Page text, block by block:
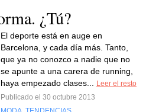
¿Tú?
El deporte está en auge en
Barcelona, y cada día más. Tanto,
que ya no conozco a nadie que no
se apunte a una carera de running,
haya empezado clases...
Leer el resto
Publicado el 30 octubre 2013